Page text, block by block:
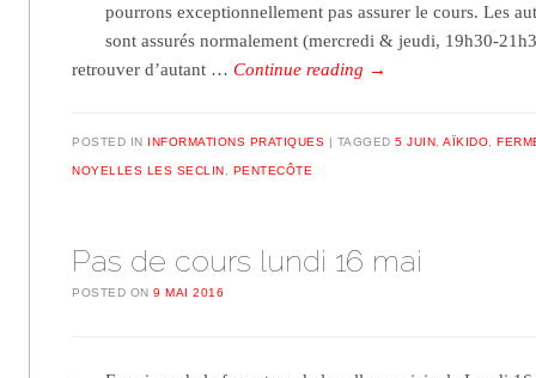
pourrons exceptionnellement pas assurer le cours. Les
sont assurés normalement (mercredi & jeudi, 19h30-
retrouver d’autant …Continue reading →
POSTED IN INFORMATIONS PRATIQUES TAGGED5 JUIN ,AÏKIDO ,
NOYELLES LES SECLIN PENTECÔTE
Pas de cours lundi 16 mai
POSTED ON9 MAI 2016